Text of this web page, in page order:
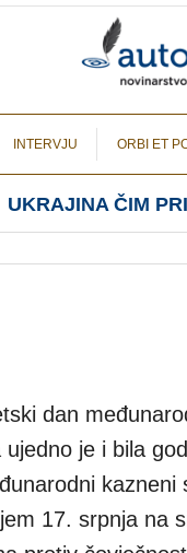
INTERVJU ORBI ET
UKRAJINA ČIM
dan
je i bila
kazneni
17. srpnja na